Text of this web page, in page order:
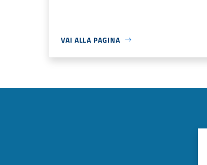
VAI ALLA PAGINA